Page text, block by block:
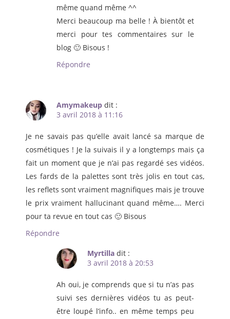
même quand même ^^
Merci beaucoup ma belle ! À bientôt et
merci pour tes commentaires sur le
blog 🙂 Bisous !
Répondre
Amymakeup dit :
3 avril 2018 à 11:16
Je ne savais pas qu’elle avait lancé sa marque de
cosmétiques ! Je la suivais il y a longtemps mais ça
fait un moment que je n’ai pas regardé ses vidéos.
Les fards de la palettes sont très jolis en tout cas,
les reflets sont vraiment magnifiques mais je trouve
le prix vraiment hallucinant quand même…. Merci
pour ta revue en tout cas 🙂 Bisous
Répondre
Myrtilla dit :
3 avril 2018 à 20:53
Ah oui, je comprends que si tu n’as pas
suivi ses dernières vidéos tu as peut-
être loupé l’info.. en même temps peu